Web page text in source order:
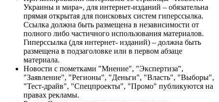
Украины и мира», для интернет-изданий – обязательна
прямая открытая для поисковых систем гиперссылка.
Ссылка должна быть размещена в независимости от
полного либо частичного использования материалов.
Гиперссылка (для интернет- изданий) – должна быть
размещена в подзаголовке или в первом абзаце
материала.
Новости с пометками "Мнение", "Экспертиза",
"Заявление", "Регионы", "Деньги", "Власть", "Выборы",
"Тест-драйв", "Спецпроекты", "Промо" публикуются на
правах рекламы.